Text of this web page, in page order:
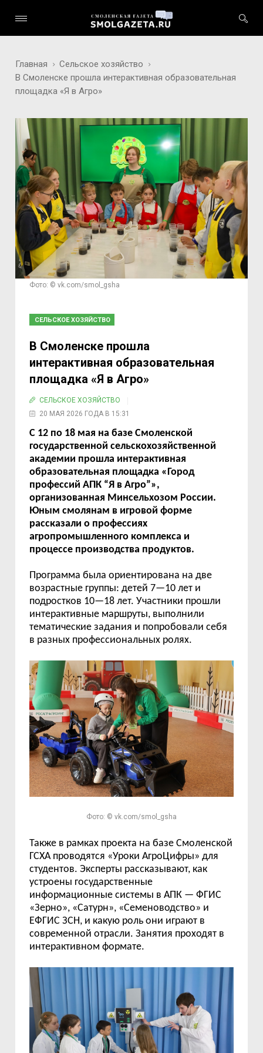
Главная
Сельское хозяйство
В Смоленске прошла интерактивная образовательная
площадка «Я в Агро»
Фото: © vk.com/smol_gsha
СЕЛЬСКОЕ ХОЗЯЙСТВО
В Смоленске прошла
интерактивная образовательная
площадка «Я в Агро»
СЕЛЬСКОЕ ХОЗЯЙСТВО
20 МАЯ 2026 ГОДА В 15:31
С 12 по 18 мая на базе Смоленской
государственной сельскохозяйственной
академии прошла интерактивная
образовательная площадка «Город
профессий АПК “Я в Агро”»,
организованная Минсельхозом России.
Юным смолянам в игровой форме
рассказали о профессиях
агропромышленного комплекса и
процессе производства продуктов.
Программа была ориентирована на две
возрастные группы: детей 7—10 лет и
подростков 10—18 лет. Участники прошли
интерактивные маршруты, выполнили
тематические задания и попробовали себя
в разных профессиональных ролях.
Фото: © vk.com/smol_gsha
Также в рамках проекта на базе Смоленской
ГСХА проводятся «Уроки АгроЦифры» для
студентов. Эксперты рассказывают, как
устроены государственные
информационные системы в АПК — ФГИС
«Зерно», «Сатурн», «Семеноводство» и
ЕФГИС ЗСН, и какую роль они играют в
современной отрасли. Занятия проходят в
интерактивном формате.